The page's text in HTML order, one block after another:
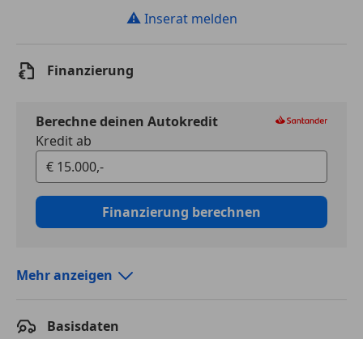
⚠ Inserat melden
Finanzierung
Berechne deinen Autokredit
Kredit ab
Finanzierung berechnen
Laufzeit
Mehr anzeigen
Basisdaten